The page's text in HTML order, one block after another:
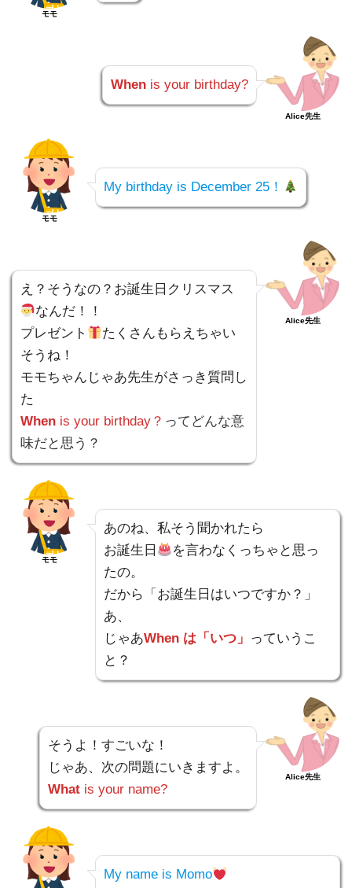
モモ
When is your birthday?
Alice先生
モモ
My birthday is December 25！
え？そうなの？お誕生日クリスマス
なんだ！！
プレゼント
たくさんもらえちゃい
そうね！
モモちゃんじゃあ先生がさっき質問し
た
When is your birthday？ ってどんな意
味だと思う？
Alice先生
モモ
あのね、私そう聞かれたら
お誕生日
を言わなくっちゃと思っ
たの。
だから「お誕生日はいつですか？」
あ、
じゃあWhen は「いつ」 っていうこ
と？
そうよ！すごいな！
じゃあ、次の問題にいきますよ。
What is your name?
Alice先生
My name is Momo